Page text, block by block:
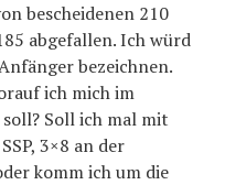
bescheidenen 210
abgefallen. Ich würd
bezeichnen.
ich mich im
Soll ich mal mit
3×8 an der
komm ich um die